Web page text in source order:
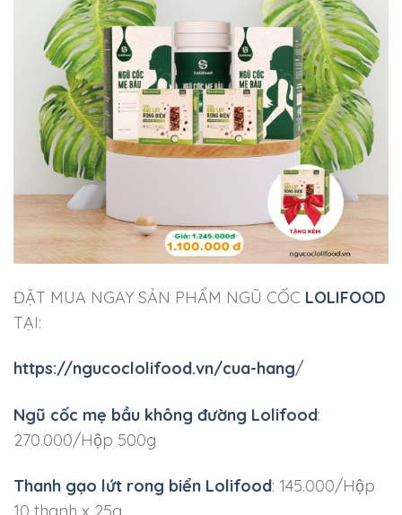
ĐẶT MUA NGAY SẢN PHẨM NGŨ CỐC LOLIFOOD
TẠI:
https://ngucoclolifood.vn/cua-hang/
Ngũ cốc mẹ bầu không đường Lolifood:
270.000/Hộp 500g
Thanh gạo lứt rong biển Lolifood: 145.000/Hộp